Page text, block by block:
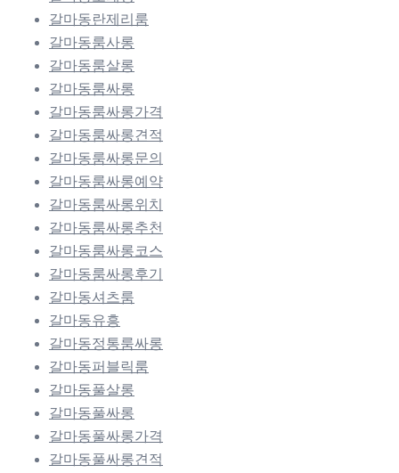
갈마동란제리룸
갈마동룸사롱
갈마동룸살롱
갈마동룸싸롱
갈마동룸싸롱가격
갈마동룸싸롱견적
갈마동룸싸롱문의
갈마동룸싸롱예약
갈마동룸싸롱위치
갈마동룸싸롱추천
갈마동룸싸롱코스
갈마동룸싸롱후기
갈마동셔츠룸
갈마동유흥
갈마동정통룸싸롱
갈마동퍼블릭룸
갈마동풀살롱
갈마동풀싸롱
갈마동풀싸롱가격
갈마동풀싸롱견적